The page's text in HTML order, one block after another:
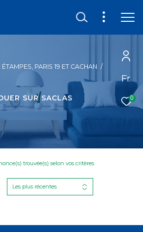
Fr
0
PARIS 19 ET CACHAN
SUR SACLAS
trouvée(s) selon vos critères
Les plus récentes